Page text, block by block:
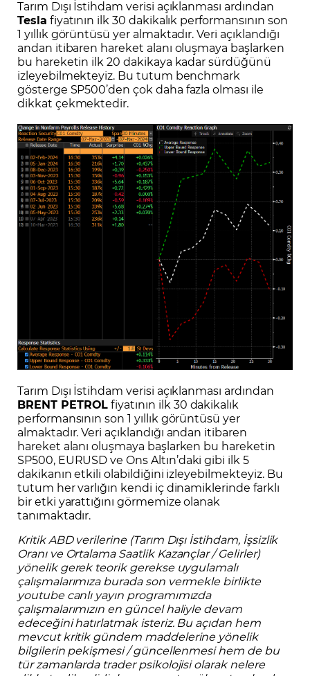
Tarım Dışı İstihdam verisi açıklanması ardından
Tesla fiyatının ilk 30 dakikalık performansının son
1 yıllık görüntüsü yer almaktadır. Veri açıklandığı
andan itibaren hareket alanı oluşmaya başlarken
bu hareketin ilk 20 dakikaya kadar sürdüğünü
izleyebilmekteyiz. Bu tutum benchmark
gösterge SP500’den çok daha fazla olması ile
dikkat çekmektedir.
Tarım Dışı İstihdam verisi açıklanması ardından
BRENT PETROLfiyatının ilk 30 dakikalık
performansının son 1 yıllık görüntüsü yer
almaktadır. Veri açıklandığı andan itibaren
hareket alanı oluşmaya başlarken bu hareketin
SP500, EURUSD ve Ons Altın’daki gibi ilk 5
dakikanın etkili olabildiğini izleyebilmekteyiz. Bu
tutum her varlığın kendi iç dinamiklerinde farklı
bir etki yarattığını görmemize olanak
tanımaktadır.
Kritik ABD verilerine (Tarım Dışı İstihdam, İşsizlik
Oranı ve Ortalama Saatlik Kazançlar / Gelirler)
yönelik gerek teorik gerekse uygulamalı
çalışmalarımıza burada son vermekle birlikte
youtube canlı yayın programımızda
çalışmalarımızın en güncel haliyle devam
edeceğini hatırlatmak isteriz. Bu açıdan hem
mevcut kritik gündem maddelerine yönelik
bilgilerin pekişmesi / güncellenmesi hem de bu
tür zamanlarda trader psikolojisi olarak nelere